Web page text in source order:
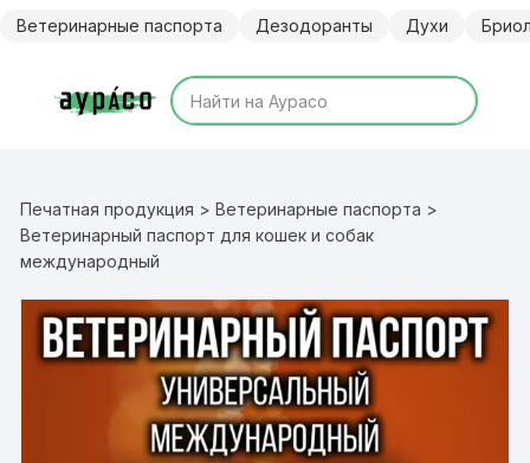
Ветеринарные паспорта Дезодоранты Духи
Печатная продукция >Ветеринарные паспорта >
Ветеринарный паспорт для кошек и собак
международный